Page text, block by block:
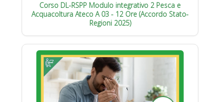
Corso DL-RSPP Modulo integrativo 2 Pesca e
Acquacoltura Ateco A 03 - 12 Ore (Accordo Stato-
Regioni 2025)